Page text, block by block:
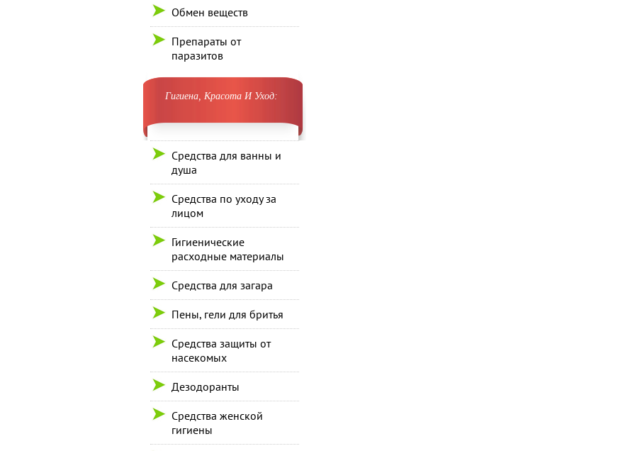
Обмен веществ
Препараты от
паразитов
Гигиена, Красота И Уход:
Средства для ванны и
душа
Средства по уходу за
лицом
Гигиенические
расходные материалы
Средства для загара
Пены, гели для бритья
Средства защиты от
насекомых
Дезодоранты
Средства женской
гигиены